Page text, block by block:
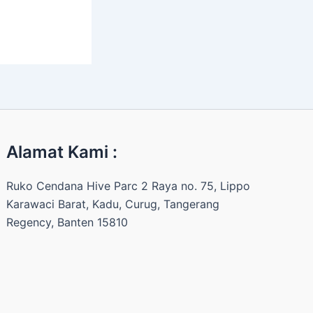
Alamat Kami :
Ruko Cendana Hive Parc 2 Raya no. 75, Lippo
Karawaci Barat, Kadu, Curug, Tangerang
Regency, Banten 15810